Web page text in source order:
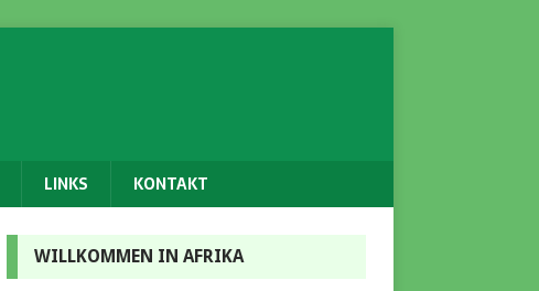
LINKS KONTAKT
WILLKOMMEN IN AFRIKA